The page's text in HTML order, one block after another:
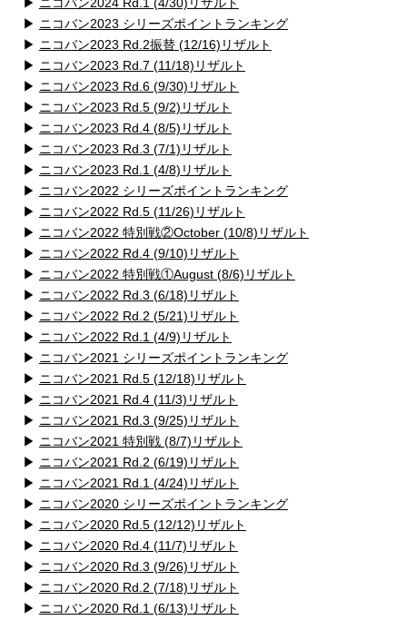
▶ ニコバン2023 シリーズポイントランキング
▶ ニコバン2023 Rd.2振替 (12/16)リザルト
▶ ニコバン2023 Rd.7 (11/18)リザルト
▶ ニコバン2023 Rd.6 (9/30)リザルト
▶ ニコバン2023 Rd.5 (9/2)リザルト
▶ ニコバン2023 Rd.4 (8/5)リザルト
▶ ニコバン2023 Rd.3 (7/1)リザルト
▶ ニコバン2023 Rd.1 (4/8)リザルト
▶ ニコバン2022 シリーズポイントランキング
▶ ニコバン2022 Rd.5 (11/26)リザルト
▶ ニコバン2022 特別戦②October (10/8)リザルト
▶ ニコバン2022 Rd.4 (9/10)リザルト
▶ ニコバン2022 特別戦①August (8/6)リザルト
▶ ニコバン2022 Rd.3 (6/18)リザルト
▶ ニコバン2022 Rd.2 (5/21)リザルト
▶ ニコバン2022 Rd.1 (4/9)リザルト
▶ ニコバン2021 シリーズポイントランキング
▶ ニコバン2021 Rd.5 (12/18)リザルト
▶ ニコバン2021 Rd.4 (11/3)リザルト
▶ ニコバン2021 Rd.3 (9/25)リザルト
▶ ニコバン2021 特別戦 (8/7)リザルト
▶ ニコバン2021 Rd.2 (6/19)リザルト
▶ ニコバン2021 Rd.1 (4/24)リザルト
▶ ニコバン2020 シリーズポイントランキング
▶ ニコバン2020 Rd.5 (12/12)リザルト
▶ ニコバン2020 Rd.4 (11/7)リザルト
▶ ニコバン2020 Rd.3 (9/26)リザルト
▶ ニコバン2020 Rd.2 (7/18)リザルト
▶ ニコバン2020 Rd.1 (6/13)リザルト